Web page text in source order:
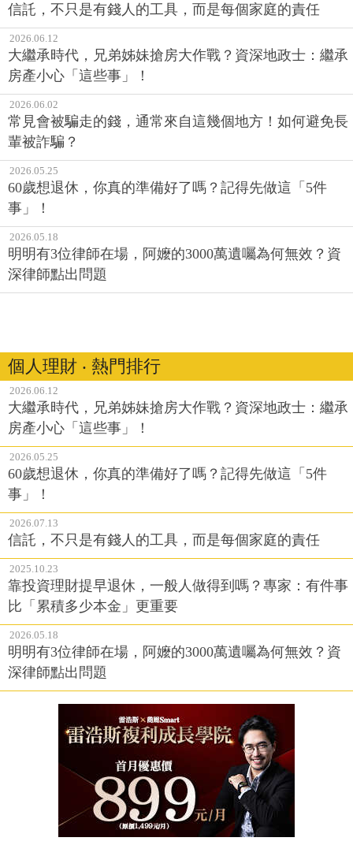
信託，不只是有錢人的工具，而是每個家庭的責任
2026.06.12
大繼承時代，兄弟姊妹搶房大作戰？資深地政士：繼承
房產小心「這些事」！
2026.06.02
常見會被騙走的錢，通常來自這幾個地方！如何避免長
輩被詐騙？
2026.05.25
60歲想退休，你真的準備好了嗎？記得先做這「5件
事」！
2026.05.18
明明有3位律師在場，阿嬤的3000萬遺囑為何無效？資
深律師點出問題
個人理財 ‧ 熱門排行
2026.06.12
大繼承時代，兄弟姊妹搶房大作戰？資深地政士：繼承
房產小心「這些事」！
2026.05.25
60歲想退休，你真的準備好了嗎？記得先做這「5件
事」！
2026.07.13
信託，不只是有錢人的工具，而是每個家庭的責任
2025.10.23
靠投資理財提早退休，一般人做得到嗎？專家：有件事
比「累積多少本金」更重要
2026.05.18
明明有3位律師在場，阿嬤的3000萬遺囑為何無效？資
深律師點出問題